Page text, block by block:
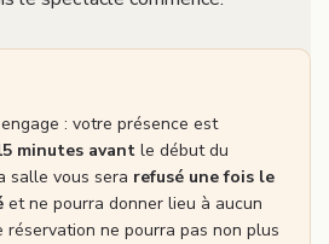
: votre présence est
minutes avant le début du
salle vous sera refusé une fois le
et ne pourra donner lieu à aucun
réservation ne pourra pas non plus